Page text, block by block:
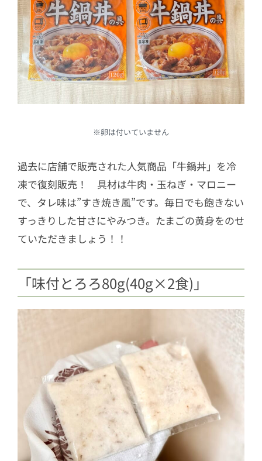
※卵は付いていません
過去に店舗で販売された人気商品「牛鍋丼」を冷
凍で復刻販売！ 具材は牛肉・玉ねぎ・マロニー
で、タレ味は”すき焼き風”です。毎日でも飽きない
すっきりした甘さにやみつき。たまごの黄身をのせ
ていただきましょう！！
「味付とろろ80g(40g×2食)」